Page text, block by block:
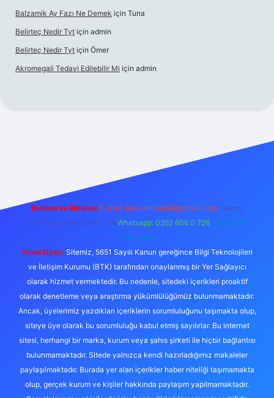
Balzamik Ay Fazı Ne Demek için Tuna
Belirteç Nedir Tyt için admin
Belirteç Nedir Tyt için Ömer
Akromegali Tedavi Edilebilir Mi için admin
Reklam ve İletişim: E-mail: backlinkpaneli@gmail.com Teams:
forumhizmeti@gmail.com Whatsapp: 0262 606 0 726 Telegram:
@karabul
Yasal Uyarı: Sitemiz, 5651 Sayılı Kanun gereğince Bilgi Teknolojileri
ve İletişim Kurumu (BTK) tarafından onaylanmış bir Yer Sağlayıcı
olarak hizmet vermektedir. Bu nedenle, sitedeki içerikleri proaktif
olarak denetleme veya araştırma yükümlülüğümüz bulunmamaktadır.
Ancak, üyelerimiz yazdıkları içeriklerin sorumluluğunu taşımakta olup,
siteye üye olarak bu sorumluluğu kabul etmiş sayılırlar. Bu internet
sitesi, herhangi bir marka, kurum veya şahıs şirketi ile hiçbir bağlantısı
bulunmamaktadır. Sitede yalnızca kendi hazırladığımız makaleler
paylaşılmaktadır. Burada yer alan içerikler haber niteliği taşımamakta
olup, gerçek kurum ve kişiler hakkında paylaşım yapılmamaktadır.